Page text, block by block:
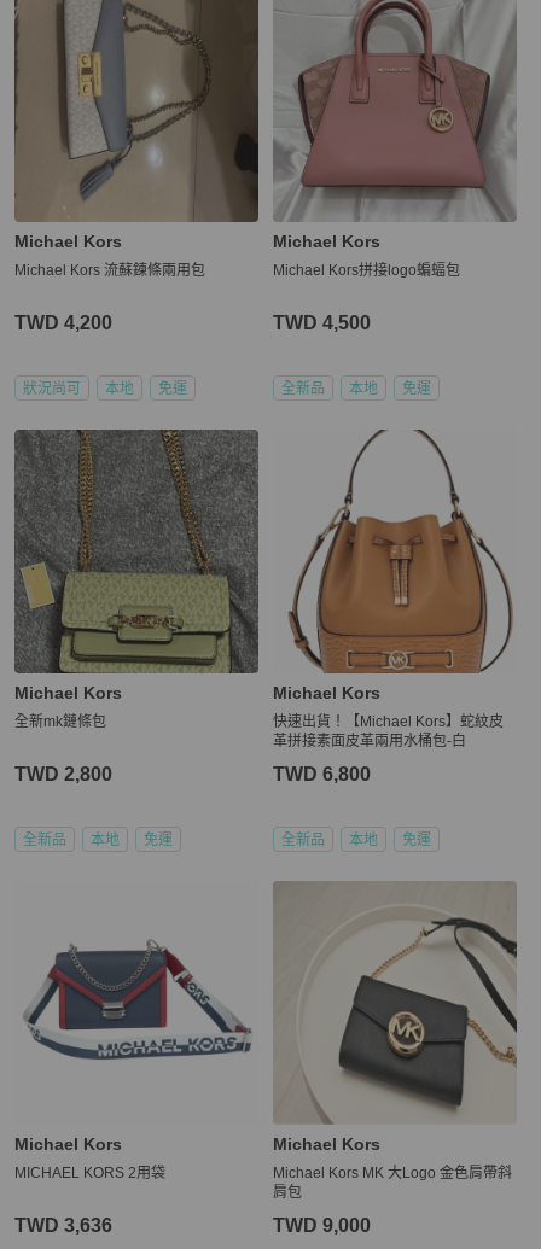
Michael Kors
Michael Kors 流蘇鍊條兩用包
TWD 4,200
狀況尚可 本地 免運
Michael Kors
Michael Kors拼接logo蝙蝠包
TWD 4,500
全新品 本地 免運
Michael Kors
全新mk鏈條包
TWD 2,800
全新品 本地 免運
Michael Kors
快速出貨！【Michael Kors】蛇紋皮
革拼接素面皮革兩用水桶包-白
TWD 6,800
全新品 本地 免運
Michael Kors
MICHAEL KORS 2用袋
TWD 3,636
Michael Kors
Michael Kors MK 大Logo 金色肩帶斜
肩包
TWD 9,000